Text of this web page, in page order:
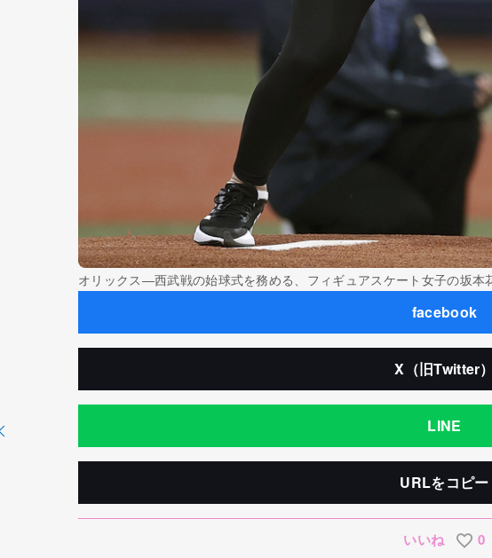
オリックス―西武戦の始球式を務める、フィギュアスケート女子の坂本
facebook
X（旧Twitter）
LINE
URLをコピー
いいね 0